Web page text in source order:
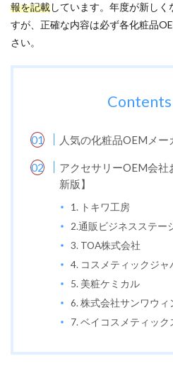
報を記載しています。年度が新し
すが、正確な内容は必ず各化粧品
さい。
Contents
人気の化粧品OEMメー
アクセサリーOEM会
新版】
1. トキワ工房
2.通販ビジネスステー
3. TOA株式会社
4. コスメティックジャ
5. 美粧ケミカル
6. 株式会社サンワウィ
7. ベイコスメティック